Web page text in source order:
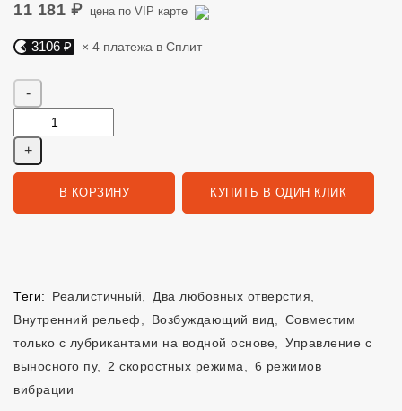
11 181 ₽ цена по VIP карте
Яндекс Сплит. 3106 руб, 4 платежа в Сплит
3106 ₽ × 4 платежа в Сплит
В КОРЗИНУ КУПИТЬ В ОДИН КЛИК
Теги: Реалистичный Два любовных отверстия
Внутренний рельеф
Возбуждающий вид
Совместим
только с лубрикантами на водной основе
Управление с
выносного пу, 2 скоростных режима
6 режимов
вибрации